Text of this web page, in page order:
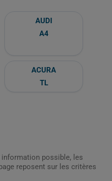
AUDI
A4
ACURA
TL
possible, les
reposent sur les critères